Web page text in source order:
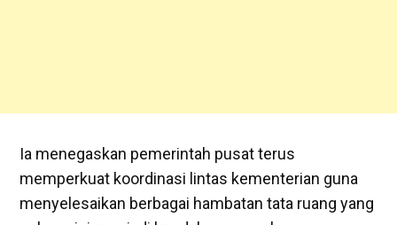
Ia menegaskan pemerintah pusat terus
memperkuat koordinasi lintas kementerian guna
menyelesaikan berbagai hambatan tata ruang yang